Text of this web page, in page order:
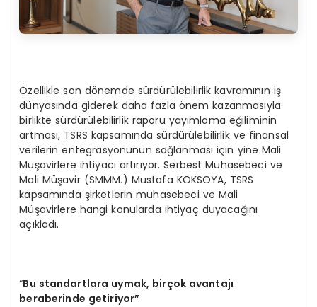
Özellikle son dönemde sürdürülebilirlik kavramının iş
dünyasında giderek daha fazla önem kazanmasıyla
birlikte sürdürülebilirlik raporu yayımlama eğiliminin
artması, TSRS kapsamında sürdürülebilirlik ve finansal
verilerin entegrasyonunun sağlanması için yine Mali
Müşavirlere ihtiyacı artırıyor. Serbest Muhasebeci ve
Mali Müşavir (SMMM.) Mustafa KÖKSOYA, TSRS
kapsamında şirketlerin muhasebeci ve Mali
Müşavirlere hangi konularda ihtiyaç duyacağını
açıkladı.
“Bu standartlara uymak, birçok avantajı
beraberinde getiriyor”